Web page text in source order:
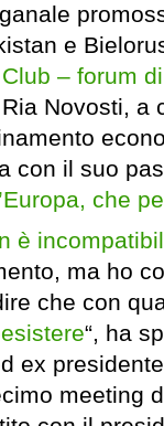
e
– forum
Novosti, a
con il suo
che
è
ma ho
che con
“, ha
ex
meeting